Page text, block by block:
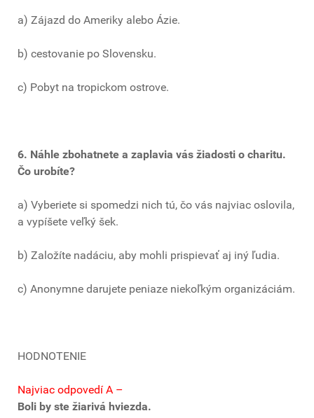
a) Zájazd do Ameriky alebo Ázie.
b) cestovanie po Slovensku.
c) Pobyt na tropickom ostrove.
6. Náhle zbohatnete a zaplavia vás žiadosti o charitu.
Čo urobíte?
a) Vyberiete si spomedzi nich tú, čo vás najviac oslovila,
a vypíšete veľký šek.
b) Založíte nadáciu, aby mohli prispievať aj iný ľudia.
c) Anonymne darujete peniaze niekoľkým organizáciám.
HODNOTENIE
Najviac odpovedí A –
Boli by ste žiarivá hviezda.